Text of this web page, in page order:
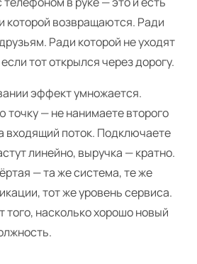
которой возвращаются. Ради
Ради которой не уходят
тот открылся через дорогу.
эффект умножается.
точку — не нанимаете второго
входящий поток. Подключаете
линейно, выручка — кратно.
— та же система, те же
тот же уровень сервиса.
того, насколько хорошо новый